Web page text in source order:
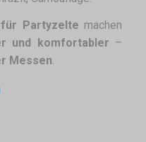
für Partyzelte machen
und komfortabler –
Messen